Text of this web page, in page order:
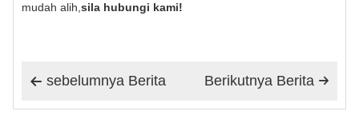
mudah alih, sila hubungi kami!
 sebelumnya Berita 
Berikutnya Berita